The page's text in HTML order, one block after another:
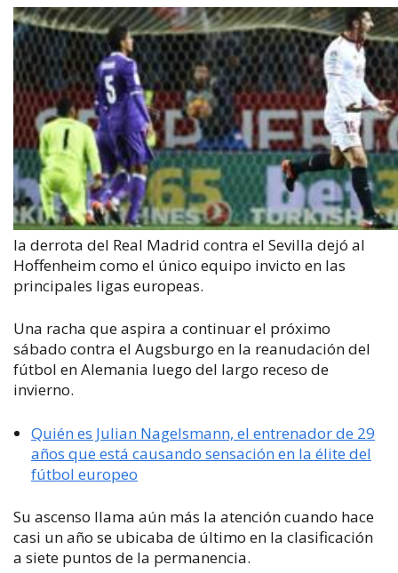
la derrota del Real Madrid contra el Sevilla dejó al
Hoffenheim como el único equipo invicto en las
principales ligas europeas.
Una racha que aspira a continuar el próximo
sábado contra el Augsburgo en la reanudación del
fútbol en Alemania luego del largo receso de
invierno.
Quién es Julian Nagelsmann, el entrenador de 29
años que está causando sensación en la élite del
fútbol europeo
Su ascenso llama aún más la atención cuando hace
casi un año se ubicaba de último en la clasificación
a siete puntos de la permanencia.